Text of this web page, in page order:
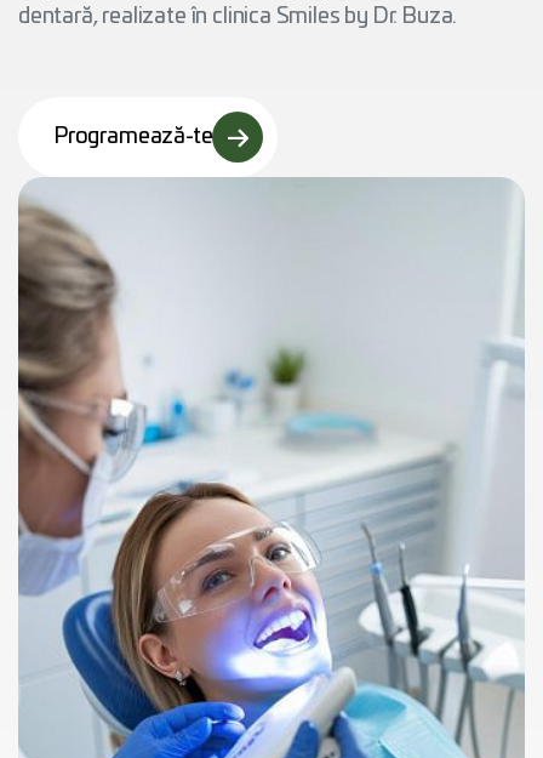
dentară, realizate în clinica Smiles by Dr. Buza.
Programează-te